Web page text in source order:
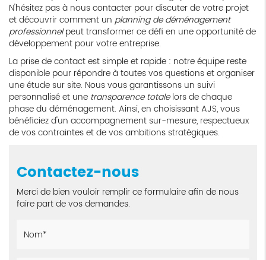
N'hésitez pas à nous contacter pour discuter de votre projet
et découvrir comment un planning de déménagement
professionnelpeut transformer ce défi en une opportunité de
développement pour votre entreprise.
La prise de contact est simple et rapide : notre équipe reste
disponible pour répondre à toutes vos questions et organiser
une étude sur site. Nous vous garantissons un suivi
personnalisé et une transparence totalelors de chaque
phase du déménagement. Ainsi, en choisissant AJS, vous
bénéficiez d'un accompagnement sur-mesure, respectueux
de vos contraintes et de vos ambitions stratégiques.
Contactez-nous
Merci de bien vouloir remplir ce formulaire afin de nous
faire part de vos demandes.